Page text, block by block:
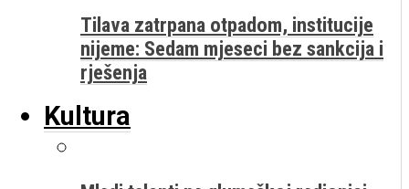
Tilava zatrpana otpadom, institucije
nijeme: Sedam mjeseci bez sankcija i
rješenja
Kultura